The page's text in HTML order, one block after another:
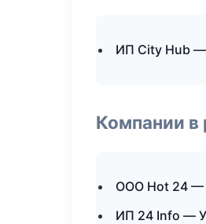
ИП City Hub —
Компании в
ООО Hot 24 —
ИП 24 Info —